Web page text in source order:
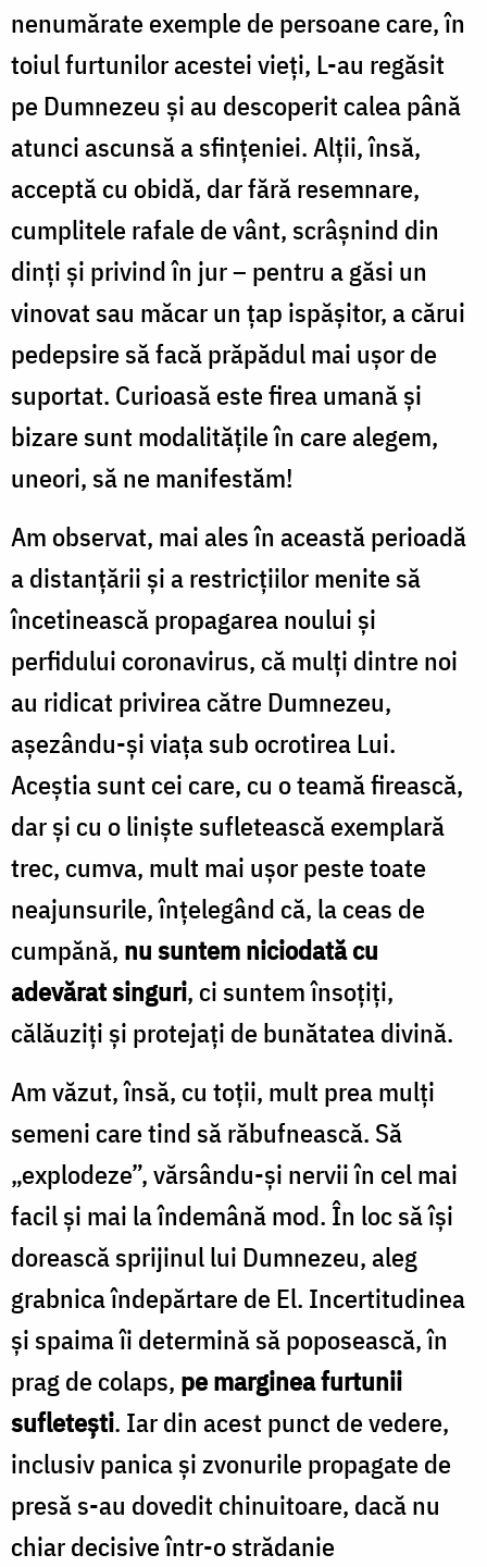
nenumărate exemple de persoane care, în
toiul furtunilor acestei vieți, L-au regăsit
pe Dumnezeu și au descoperit calea până
atunci ascunsă a sfințeniei. Alții, însă,
acceptă cu obidă, dar fără resemnare,
cumplitele rafale de vânt, scrâșnind din
dinți și privind în jur – pentru a găsi un
vinovat sau măcar un țap ispășitor, a cărui
pedepsire să facă prăpădul mai ușor de
suportat. Curioasă este firea umană și
bizare sunt modalitățile în care alegem,
uneori, să ne manifestăm!
Am observat, mai ales în această perioadă
a distanțării și a restricțiilor menite să
încetinească propagarea noului și
perfidului coronavirus, că mulți dintre noi
au ridicat privirea către Dumnezeu,
așezându-și viața sub ocrotirea Lui.
Aceștia sunt cei care, cu o teamă firească,
dar și cu o liniște sufletească exemplară
trec, cumva, mult mai ușor peste toate
neajunsurile, înțelegând că, la ceas de
cumpănă, nu suntem niciodată cu
adevărat singuri, ci suntem însoțiți,
călăuziți și protejați de bunătatea divină.
Am văzut, însă, cu toții, mult prea mulți
semeni care tind să răbufnească. Să
„explodeze”, vărsându-și nervii în cel mai
facil și mai la îndemână mod. În loc să își
dorească sprijinul lui Dumnezeu, aleg
grabnica îndepărtare de El. Incertitudinea
și spaima îi determină să poposească, în
prag de colaps, pe marginea furtunii
sufletești. Iar din acest punct de vedere,
inclusiv panica și zvonurile propagate de
presă s-au dovedit chinuitoare, dacă nu
chiar decisive într-o strădanie